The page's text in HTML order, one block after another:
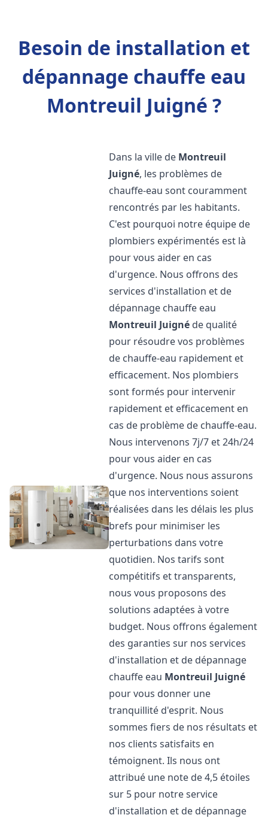
Besoin de installation et
dépannage chauffe eau
Montreuil Juigné ?
Dans la ville de Montreuil
Juigné, les problèmes de
chauffe-eau sont couramment
rencontrés par les habitants.
C'est pourquoi notre équipe de
plombiers expérimentés est là
pour vous aider en cas
d'urgence. Nous offrons des
services d'installation et de
dépannage chauffe eau
Montreuil Juigné de qualité
pour résoudre vos problèmes
de chauffe-eau rapidement et
efficacement. Nos plombiers
sont formés pour intervenir
rapidement et efficacement en
cas de problème de chauffe-eau.
Nous intervenons 7j/7 et 24h/24
pour vous aider en cas
d'urgence. Nous nous assurons
que nos interventions soient
réalisées dans les délais les plus
brefs pour minimiser les
perturbations dans votre
quotidien. Nos tarifs sont
compétitifs et transparents,
nous vous proposons des
solutions adaptées à votre
budget. Nous offrons également
des garanties sur nos services
d'installation et de dépannage
chauffe eau Montreuil Juigné
pour vous donner une
tranquillité d'esprit. Nous
sommes fiers de nos résultats et
nos clients satisfaits en
témoignent. Ils nous ont
attribué une note de 4,5 étoiles
sur 5 pour notre service
d'installation et de dépannage